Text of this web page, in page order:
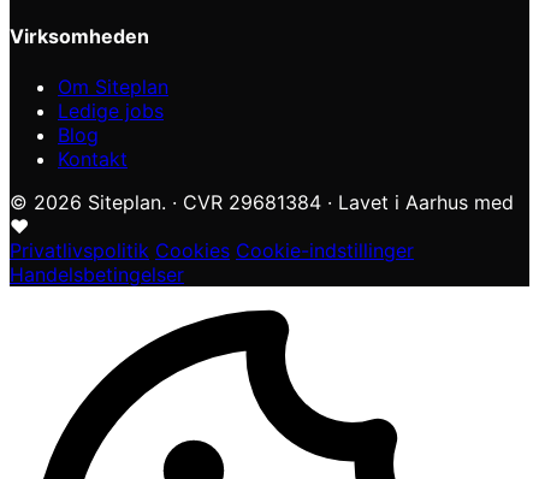
Virksomheden
Om Siteplan
Ledige jobs
Blog
Kontakt
© 2026 Siteplan. · CVR 29681384 · Lavet i Aarhus med
♥
Privatlivspolitik Cookies Cookie-indstillinger
Handelsbetingelser